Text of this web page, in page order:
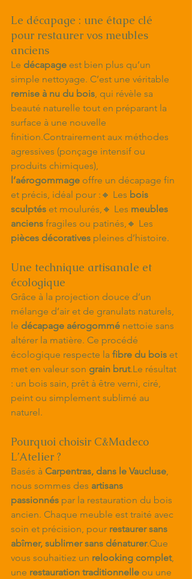
Le décapage : une étape clé
pour restaurer vos meubles
anciens
Le décapage est bien plus qu’un
simple nettoyage. C’est une véritable
remise à nu du bois, qui révèle sa
beauté naturelle tout en préparant la
surface à une nouvelle
finition.Contrairement aux méthodes
agressives (ponçage intensif ou
produits chimiques),
l’aérogommage offre un décapage fin
et précis, idéal pour :🔸 Les bois
sculptés et moulurés,🔸 Les meubles
anciens fragiles ou patinés,🔸 Les
pièces décoratives pleines d’histoire.
Une technique artisanale et
écologique
Grâce à la projection douce d’un
mélange d’air et de granulats naturels,
le décapage aérogommé nettoie sans
altérer la matière. Ce procédé
écologique respecte la fibre du bois et
met en valeur son grain brut.Le résultat
: un bois sain, prêt à être verni, ciré,
peint ou simplement sublimé au
naturel.
Pourquoi choisir C&Madeco
L’Atelier ?
Basés à Carpentras, dans le Vaucluse,
nous sommes des artisans
passionnés par la restauration du bois
ancien. Chaque meuble est traité avec
soin et précision, pour restaurer sans
abîmer, sublimer sans dénaturer.Que
vous souhaitiez un relooking complet,
une restauration traditionnelle ou une